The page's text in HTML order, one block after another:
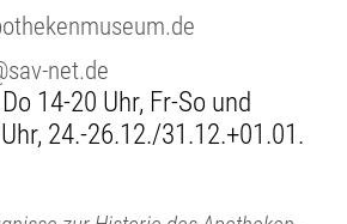
net.de
14-20 Uhr, Fr-So und
24.-26.12./31.12.+01.01.